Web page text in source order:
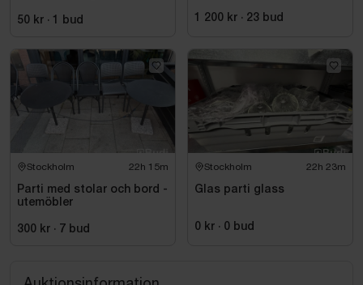
50 kr · 1 bud 1 200 kr · 23 bud
Stockholm 22h 15m
Parti med stolar och bord -
utemöbler
300 kr · 7 bud
Stockholm 22h 23m
Glas parti glass
0 kr · 0 bud